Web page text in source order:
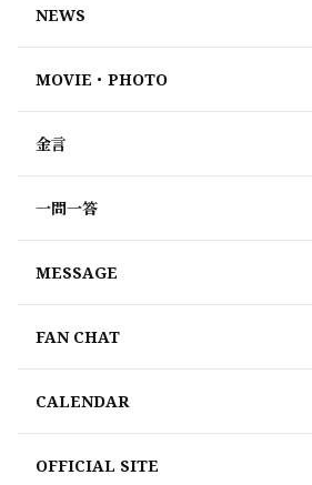
NEWS
MOVIE・PHOTO
金言
一問一答
MESSAGE
FAN CHAT
CALENDAR
OFFICIAL SITE